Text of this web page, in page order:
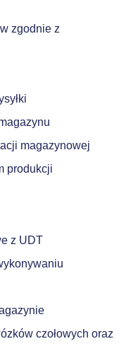
zgodnie z
magazynowej
produkcji
z UDT
czołowych oraz